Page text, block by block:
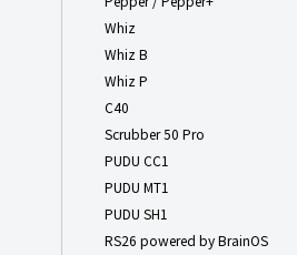
Whiz
Whiz B
Whiz P
C40
Scrubber 50 Pro
PUDU CC1
PUDU MT1
PUDU SH1
RS26 powered by BrainOS